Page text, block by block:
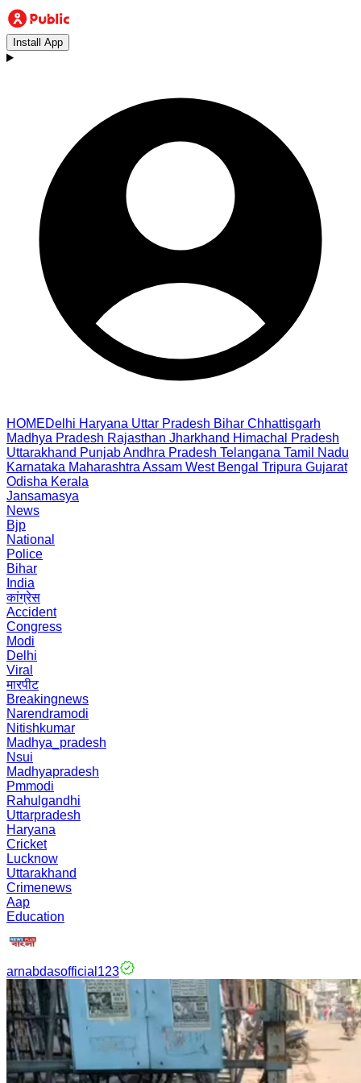
Install App
HOMEDelhi Haryana Uttar Pradesh Bihar Chhattisgarh
Madhya Pradesh Rajasthan Jharkhand Himachal Pradesh
Uttarakhand PunjabAndhra Pradesh Telangana Tamil Nadu
Karnataka Maharashtra Assam West Bengal Tripura Gujarat
Odisha Kerala
Jansamasya
News
Bjp
National
Police
Bihar
India
कांग्रेस
Accident
Congress
Modi
Delhi
Viral
मारपीट
Breakingnews
Narendramodi
Nitishkumar
Madhya_pradesh
Nsui
Madhyapradesh
Pmmodi
Rahulgandhi
Uttarpradesh
Haryana
Cricket
Lucknow
Uttarakhand
Crimenews
Aap
Education
arnabdasofficial123